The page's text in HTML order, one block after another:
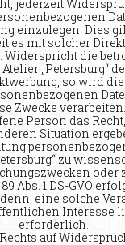
jederzeit
einzulegen. Dies
es mit solcher
Widerspricht die
„Petersburg“
so wird
Zwecke verarbeiten.
Person das
Situation
zu
oder
Abs. 1 DS-GVO
eine solche
Interesse
erforderlich.
auf